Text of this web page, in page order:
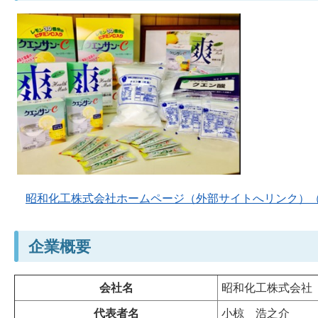
昭和化工株式会社ホームページ（外部サイトへリンク）
企業概要
会社名 昭和化工株式会社
代表者名 小椋 浩之介